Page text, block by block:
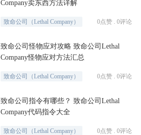
Company卖东西方法详解
致命公司（Lethal Company） 0点赞 . 0评论
致命公司怪物应对攻略 致命公司Lethal
Company怪物应对方法汇总
致命公司（Lethal Company） 0点赞 . 0评论
致命公司指令有哪些？ 致命公司Lethal
Company代码指令大全
致命公司（Lethal Company） 0点赞 . 0评论